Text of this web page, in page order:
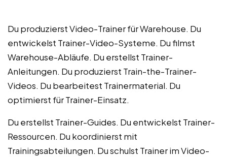
Du produzierst Video-Trainer für Warehouse. Du
entwickelst Trainer-Video-Systeme. Du filmst
Warehouse-Abläufe. Du erstellst Trainer-
Anleitungen. Du produzierst Train-the-Trainer-
Videos. Du bearbeitest Trainermaterial. Du
optimierst für Trainer-Einsatz.
Du erstellst Trainer-Guides. Du entwickelst Trainer-
Ressourcen. Du koordinierst mit
Trainingsabteilungen. Du schulst Trainer im Video-